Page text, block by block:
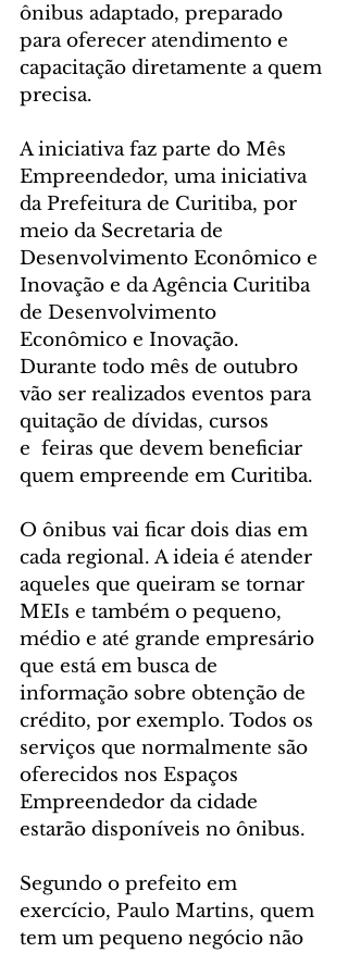
ônibus adaptado, preparado
para oferecer atendimento e
capacitação diretamente a quem
precisa.
A iniciativa faz parte do Mês
Empreendedor, uma iniciativa
da Prefeitura de Curitiba, por
meio da Secretaria de
Desenvolvimento Econômico e
Inovação e da Agência Curitiba
de Desenvolvimento
Econômico e Inovação.
Durante todo mês de outubro
vão ser realizados eventos para
quitação de dívidas, cursos
e  feiras que devem beneficiar
quem empreende em Curitiba.
O ônibus vai ficar dois dias em
cada regional. A ideia é atender
aqueles que queiram se tornar
MEIs e também o pequeno,
médio e até grande empresário
que está em busca de
informação sobre obtenção de
crédito, por exemplo. Todos os
serviços que normalmente são
oferecidos nos Espaços
Empreendedor da cidade
estarão disponíveis no ônibus.
Segundo o prefeito em
exercício, Paulo Martins, quem
tem um pequeno negócio não